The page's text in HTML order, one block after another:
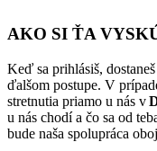
AKO SI ŤA
Keď sa prihlásiš,
ďalšom postupe. V
stretnutia priamo u nás v
u nás chodí a čo sa od
bude naša spolupráca